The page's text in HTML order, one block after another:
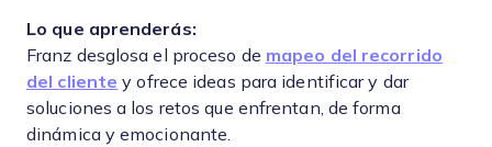
Lo que aprenderás:
Franz desglosa el proceso de mapeo del recorrido
del cliente y ofrece ideas para identificar y dar
soluciones a los retos que enfrentan, de forma
dinámica y emocionante.